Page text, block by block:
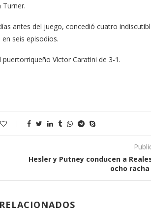
Turner.
antes del juego, concedió cuatro
seis episodios.
Víctor Caratini de 3-1.
Hesler y Putney conducen a
ocho